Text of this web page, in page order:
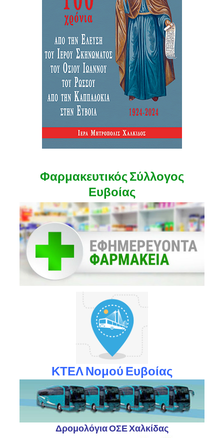
Φαρμακευτικός Σύλλογος
Ευβοίας
ΚΤΕΛ Νομού Ευβοίας
Δρομολόγια ΟΣΕ Χαλκίδας